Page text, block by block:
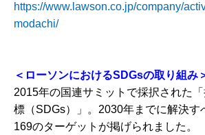
https://www.lawson.co.jp/company/
modachi/
＜ローソンにおけるSDGsの取り組み
2015年の国連サミットで採択された
標（SDGs）」。2030年までに解決す
169のターゲットが掲げられました。